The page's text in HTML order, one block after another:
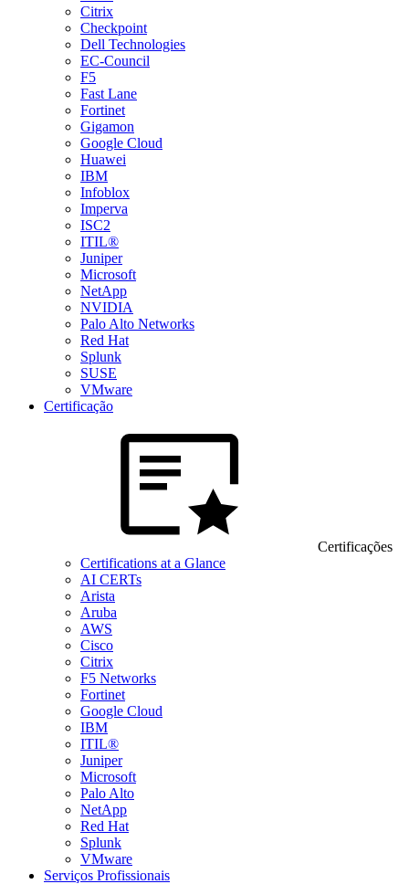
Citrix
Checkpoint
Dell Technologies
EC-Council
F5
Fast Lane
Fortinet
Gigamon
Google Cloud
Huawei
IBM
Infoblox
Imperva
ISC2
ITIL®
Juniper
Microsoft
NetApp
NVIDIA
Palo Alto Networks
Red Hat
Splunk
SUSE
VMware
Certificação
Certificações
Certifications at a Glance
AI CERTs
Arista
Aruba
AWS
Cisco
Citrix
F5 Networks
Fortinet
Google Cloud
IBM
ITIL®
Juniper
Microsoft
Palo Alto
NetApp
Red Hat
Splunk
VMware
Serviços Profissionais